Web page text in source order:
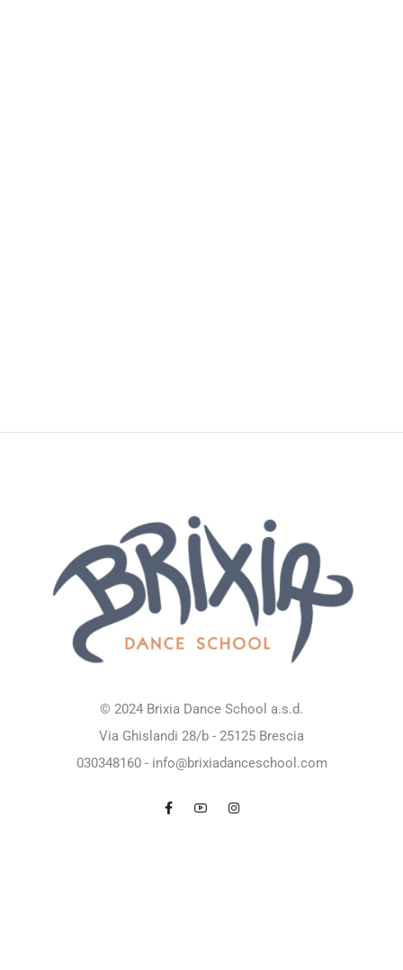
© 2024 Brixia Dance School a.s.d.
Via Ghislandi 28/b - 25125 Brescia
030348160- info@brixiadanceschool.com